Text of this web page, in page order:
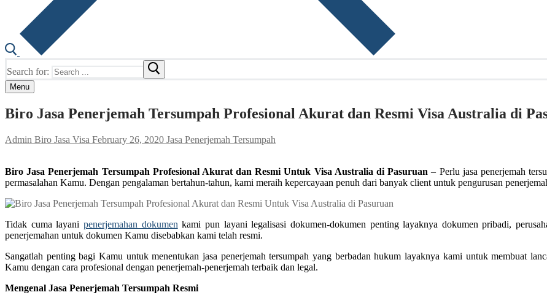
Search for:
Menu
Biro Jasa Penerjemah Tersumpah Profesional Akurat dan Resmi Visa Australia di
Admin Biro Jasa Visa February 26, 2020 Jasa Penerjemah Tersumpah
Biro Jasa Penerjemah Tersumpah Profesional Akurat dan Resmi Untuk Visa Australia di Pasuruan – Perlu jasa penerjemah
permasalahan Kamu. Dengan pengalaman bertahun-tahun, kami meraih kepercayaan penuh dari banyak client untuk pengurusan
Tidak cuma layani penerjemahan dokumen kami pun layani legalisasi dokumen-dokumen penting layaknya dokumen pribadi,
penerjemahan untuk dokumen Kamu disebabkan kami telah resmi.
Sangatlah penting bagi Kamu untuk menentukan jasa penerjemah tersumpah yang berbadan hukum layaknya kami untuk membuat
Kamu dengan cara profesional dengan penerjemah-penerjemah terbaik dan legal.
Mengenal Jasa Penerjemah Tersumpah Resmi